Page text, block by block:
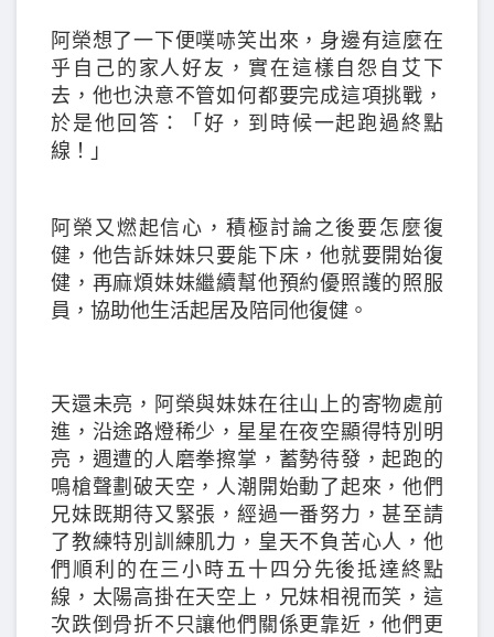
阿榮想了一下便噗哧笑出來，身邊有這麼在
乎自己的家人好友，實在這樣自怨自艾下
去，他也決意不管如何都要完成這項挑戰，
於是他回答：「好，到時候一起跑過終點
線！」
阿榮又燃起信心，積極討論之後要怎麼復
健，他告訴妹妹只要能下床，他就要開始復
健，再麻煩妹妹繼續幫他預約優照護的照服
員，協助他生活起居及陪同他復健。
天還未亮，阿榮與妹妹在往山上的寄物處前
進，沿途路燈稀少，星星在夜空顯得特別明
亮，週遭的人磨拳擦掌，蓄勢待發，起跑的
鳴槍聲劃破天空，人潮開始動了起來，他們
兄妹既期待又緊張，經過一番努力，甚至請
了教練特別訓練肌力，皇天不負苦心人，他
們順利的在三小時五十四分先後抵達終點
線，太陽高掛在天空上，兄妹相視而笑，這
次跌倒骨折不只讓他們關係更靠近，他們更